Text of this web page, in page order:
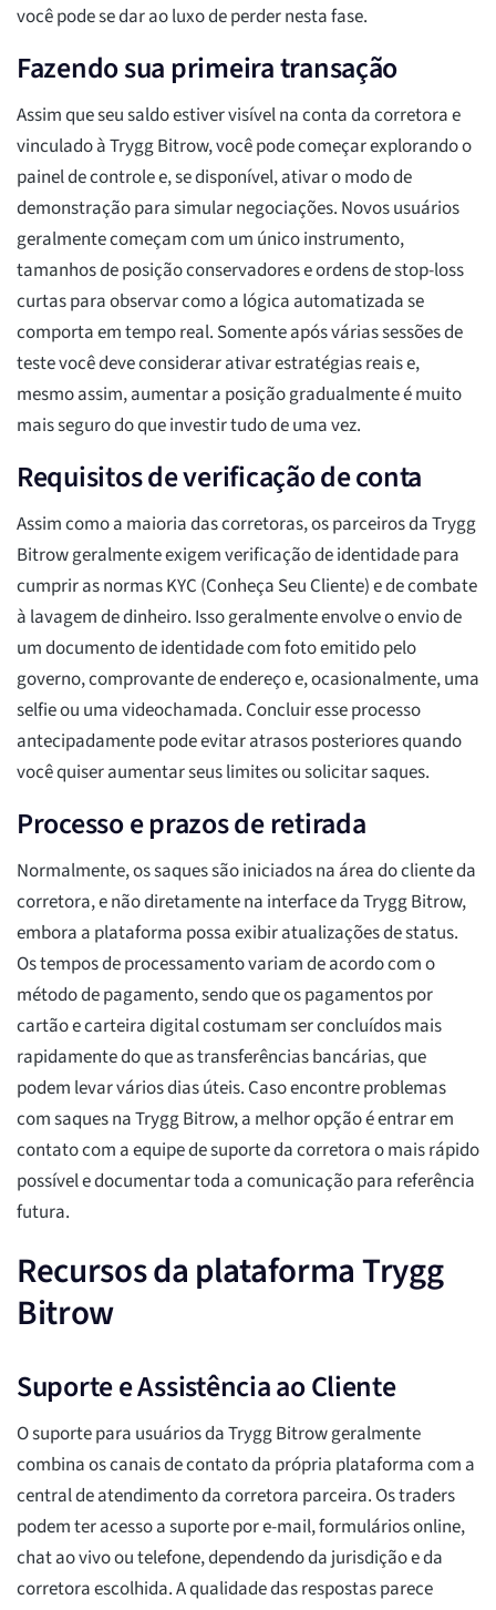
você pode se dar ao luxo de perder nesta fase.
Fazendo sua primeira transação
Assim que seu saldo estiver visível na conta da corretora e
vinculado à Trygg Bitrow, você pode começar explorando o
painel de controle e, se disponível, ativar o modo de
demonstração para simular negociações. Novos usuários
geralmente começam com um único instrumento,
tamanhos de posição conservadores e ordens de stop-loss
curtas para observar como a lógica automatizada se
comporta em tempo real. Somente após várias sessões de
teste você deve considerar ativar estratégias reais e,
mesmo assim, aumentar a posição gradualmente é muito
mais seguro do que investir tudo de uma vez.
Requisitos de verificação de conta
Assim como a maioria das corretoras, os parceiros da Trygg
Bitrow geralmente exigem verificação de identidade para
cumprir as normas KYC (Conheça Seu Cliente) e de combate
à lavagem de dinheiro. Isso geralmente envolve o envio de
um documento de identidade com foto emitido pelo
governo, comprovante de endereço e, ocasionalmente, uma
selfie ou uma videochamada. Concluir esse processo
antecipadamente pode evitar atrasos posteriores quando
você quiser aumentar seus limites ou solicitar saques.
Processo e prazos de retirada
Normalmente, os saques são iniciados na área do cliente da
corretora, e não diretamente na interface da Trygg Bitrow,
embora a plataforma possa exibir atualizações de status.
Os tempos de processamento variam de acordo com o
método de pagamento, sendo que os pagamentos por
cartão e carteira digital costumam ser concluídos mais
rapidamente do que as transferências bancárias, que
podem levar vários dias úteis. Caso encontre problemas
com saques na Trygg Bitrow, a melhor opção é entrar em
contato com a equipe de suporte da corretora o mais rápido
possível e documentar toda a comunicação para referência
futura.
Recursos da plataforma Trygg
Bitrow
Suporte e Assistência ao Cliente
O suporte para usuários da Trygg Bitrow geralmente
combina os canais de contato da própria plataforma com a
central de atendimento da corretora parceira. Os traders
podem ter acesso a suporte por e-mail, formulários online,
chat ao vivo ou telefone, dependendo da jurisdição e da
corretora escolhida. A qualidade das respostas parece